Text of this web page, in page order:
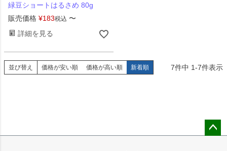
緑豆ショートはるさめ 80g
販売価格 ¥183税込 〜
詳細を見る
並び替え 価格が安い順 価格が高い順 新着順 7件中 1-7件表示